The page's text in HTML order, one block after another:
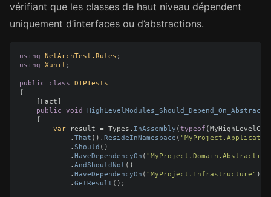
vérifiant que les classes de haut niveau dépendent
uniquement d’interfaces ou d’abstractions.
using NetArchTest.Rules ;
using
Xunit ;
public class
DIPTests
{
Fact
public
void
{
var
result = Types . InAssembly ( typeof (
. That (). ResideInNamespace (
. Should ()
. HaveDependencyOn (
. AndShouldNot ()
. HaveDependencyOn ( "MyProject.Infrastructure" )
. GetResult ();